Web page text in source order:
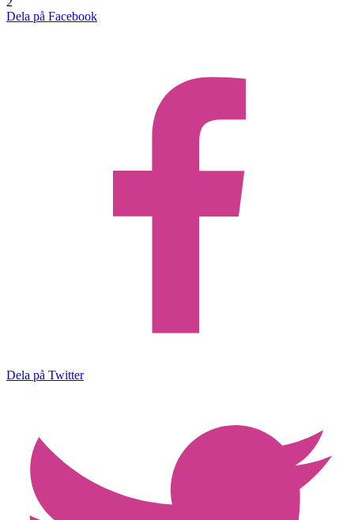
Dela på Facebook
Dela på Twitter